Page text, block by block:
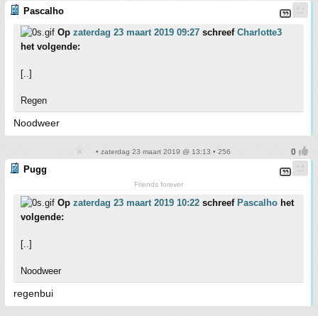
Pascalho
Op zaterdag 23 maart 2019 09:27 schreef Charlotte3
het volgende:
[..]
Regen
Noodweer
• zaterdag 23 maart 2019 @ 13:13 • 256
Pugg
Friends forever
Op zaterdag 23 maart 2019 10:22 schreef Pascalho het
volgende:
[..]
Noodweer
regenbui